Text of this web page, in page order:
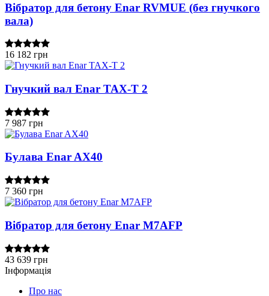
Вібратор для бетону Enar RVMUE (без гнучкого
вала)
16 182 грн
Гнучкий вал Enar TAX-T 2
7 987 грн
Булава Enar AX40
7 360 грн
Вібратор для бетону Enar M7AFP
43 639 грн
Інформація
Про нас